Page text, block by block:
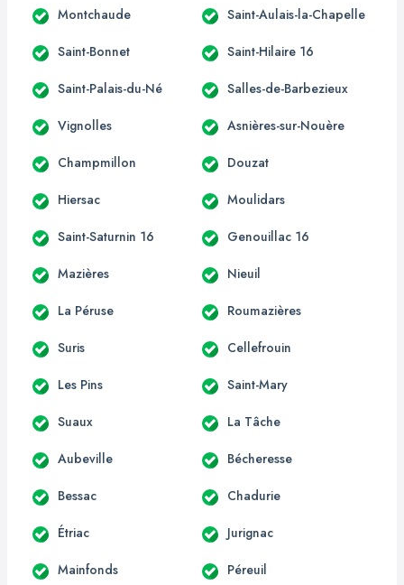
Montchaude Saint-Aulais-la-Chapelle
Saint-Bonnet Saint-Hilaire 16
Saint-Palais-du-Né Salles-de-Barbezieux
Vignolles Asnières-sur-Nouère
Champmillon Douzat
Hiersac Moulidars
Saint-Saturnin 16 Genouillac 16
Mazières Nieuil
La Péruse Roumazières
Suris Cellefrouin
Les Pins Saint-Mary
Suaux La Tâche
Aubeville Bécheresse
Bessac Chadurie
Étriac Jurignac
Mainfonds Péreuil